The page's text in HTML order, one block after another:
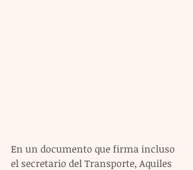
En un documento que firma incluso
el secretario del Transporte, Aquiles